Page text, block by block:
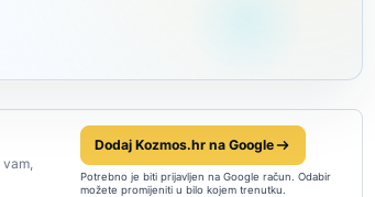
Dodaj Kozmos.hr na Google
Potrebno je biti prijavljen na Google račun. Odabir
možete promijeniti u bilo kojem trenutku.